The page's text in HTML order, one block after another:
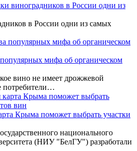
виноградников в России одни из
в России одни из самых
мифа об органическом
вино не имеет дрожжевой
потребители…
Крыма поможет выбрать участки
национального
(НИУ "БелГУ") разработали